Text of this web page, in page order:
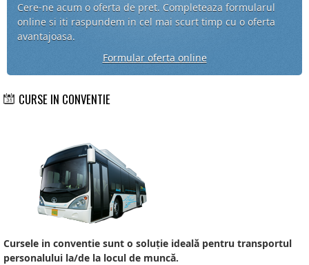
Cere-ne acum o oferta de pret. Completeaza formularul
online si iti raspundem in cel mai scurt timp cu o oferta
avantajoasa.
Formular oferta online
CURSE IN CONVENTIE
Cursele in conventie sunt o soluție ideală pentru transportul
personalului la/de la locul de muncă.